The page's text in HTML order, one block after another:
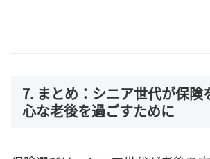
7. まとめ：シニア世代が保険
心な老後を過ごすために